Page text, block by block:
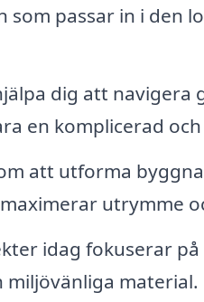
som passar in i den
dig att navigera
en komplicerad
att utforma
utrymme
idag fokuserar
miljövänliga material.